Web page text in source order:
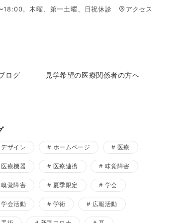
。木曜、第一土曜、日祝休診 アクセス
ログ 見学希望の医療関係者の方へ
デザイン ホームページ 医療
医療機器 医療連携 味覚障害
嗅覚障害 夏季限定 学会
学会活動 学術 広報活動